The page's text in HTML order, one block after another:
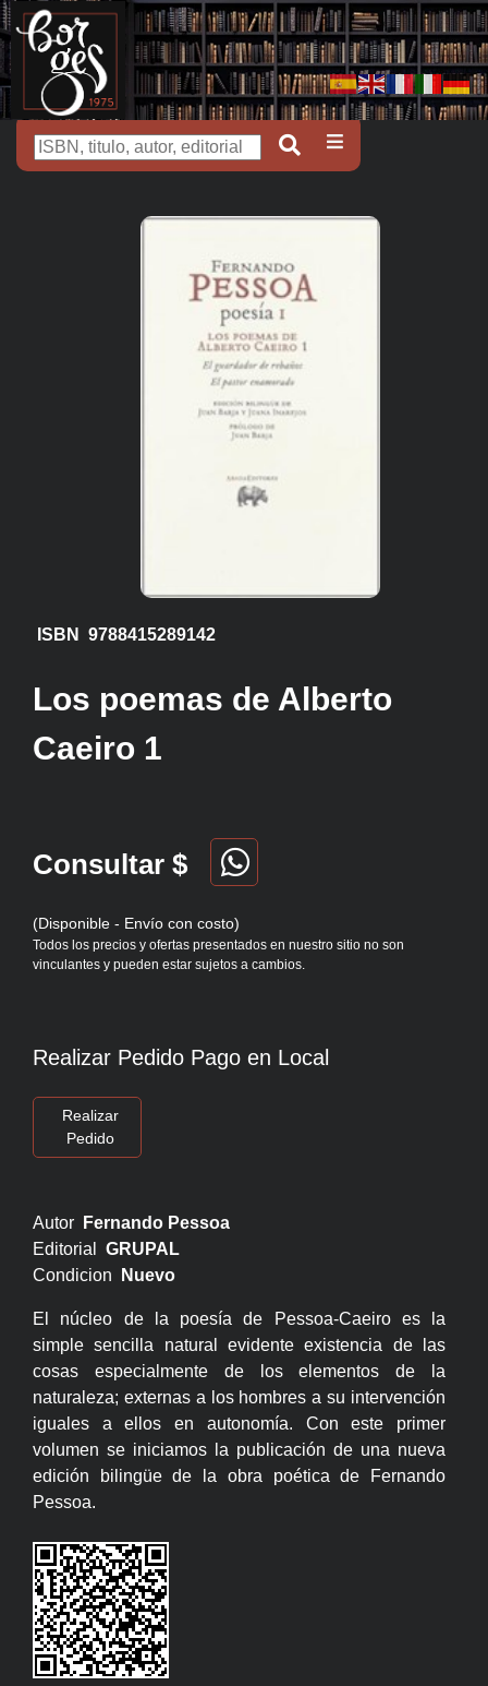
ISBN 9788415289142
Los poemas de Alberto
Caeiro 1
Consultar $
(Disponible - Envío con costo)
Todos los precios y ofertas presentados en nuestro sitio no son
vinculantes y pueden estar sujetos a cambios.
Realizar Pedido Pago en Local
Realizar
Pedido
Autor
Fernando Pessoa
Editorial GRUPAL
Condicion
Nuevo
El núcleo de la poesía de Pessoa-Caeiro es la
simple sencilla natural evidente existencia de las
cosas especialmente de los elementos de la
naturaleza; externas a los hombres a su intervención
iguales a ellos en autonomía. Con este primer
volumen se iniciamos la publicación de una nueva
edición bilingüe de la obra poética de Fernando
Pessoa.